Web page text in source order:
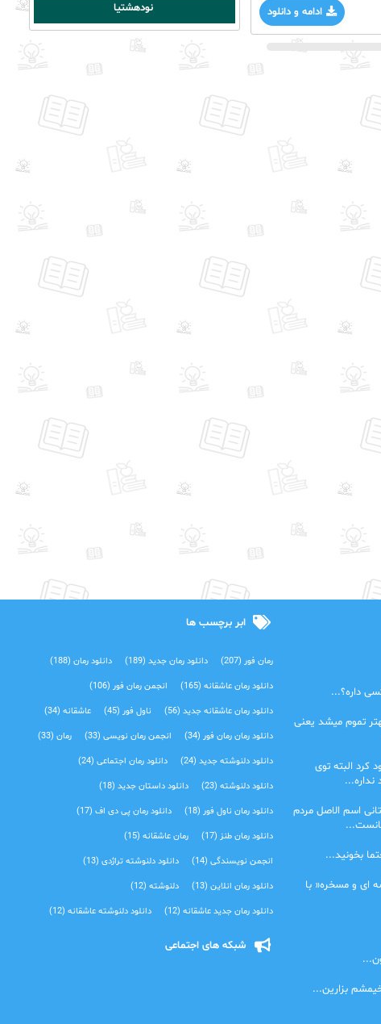
ادامه و دانلود نودهشتیا
داره؟...
تموم میشد یعنی
کرد البته توی
اسم الاصل مردم
بخونید...
ای و مسخره« با
بزارین...
ابر برچسب ها
رمان فور (207) دانلود رمان جدید (189) دانلود رمان (188)
دانلود رمان عاشقانه (165) انجمن رمان فور (106)
دانلود رمان عاشقانه جدید (56) ناول فور (45) عاشقانه (34)
دانلود رمان رمان فور (34) انجمن رمان نویسی (33) رمان (33)
دانلود دلنوشته جدید (24) دانلود رمان اجتماعی‌ (24)
دانلود دلنوشته (23) دانلود داستان جدید (18)
دانلود رمان ناول فور (18) دانلود رمان پی دی اف (17)
دانلود رمان طنز (17) رمان عاشقانه (15)
انجمن نویسندگی (14) دانلود دلنوشته تراژدی‌ (13)
دانلود رمان انلاین (13) دلنوشته (12)
دانلود رمان جدید عاشقانه (12) دانلود دلنوشته عاشقانه (12)
شبکه های اجتماعی